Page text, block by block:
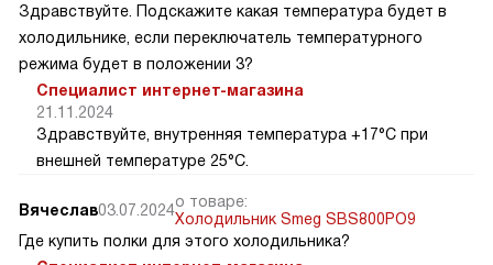
Здравствуйте. Подскажите какая температура будет в
холодильнике, если переключатель температурного
режима будет в положении 3?
Специалист интернет-магазина
21.11.2024
Здравствуйте, внутренняя температура +17°C при
внешней температуре 25°C.
Вячеслав03.07.2024о товаре:
Холодильник Smeg SBS800PO9
Где купить полки для этого холодильника?